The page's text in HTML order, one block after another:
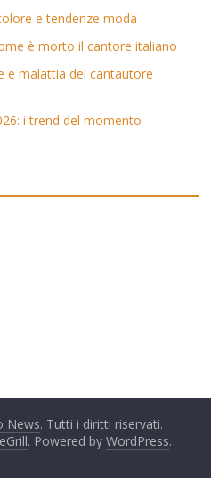
e tendenze moda
è morto il cantore italiano
e malattia del cantautore
i trend del momento
News. Tutti i diritti riservati.
. Powered by WordPress.